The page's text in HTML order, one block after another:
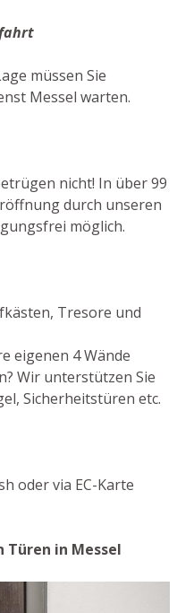
müssen Sie
Messel warten.
nicht! In über 99
durch unseren
möglich.
Tresore und
eigenen 4 Wände
Wir unterstützen Sie
Sicherheitstüren etc.
oder via EC-Karte
in Messel